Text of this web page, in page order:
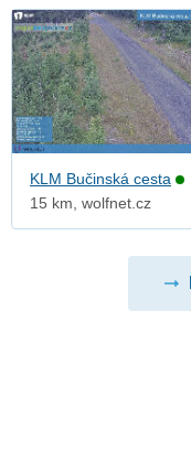
KLM Bučinská cesta
15 km, wolfnet.cz